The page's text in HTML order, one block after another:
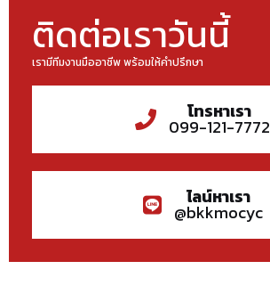
ติดต่อเราวันนี้
เรามีทีมงานมืออาชีพ พร้อมให้คำปรึกษา
โทรหาเรา
099-121-7772
ไลน์หาเรา
@bkkmocyc